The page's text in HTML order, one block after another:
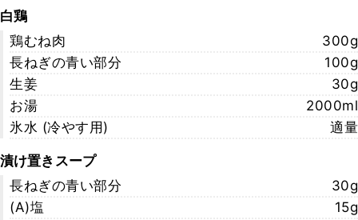
白鶏
鶏むね肉
300g
長ねぎの青い部分
100g
生姜
30g
お湯
2000ml
氷水 (冷やす用)
適量
漬け置きスープ
長ねぎの青い部分
30g
(A)塩
15g